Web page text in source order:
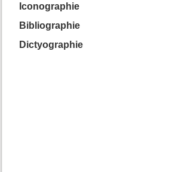
Iconographie
Bibliographie
Dictyographie